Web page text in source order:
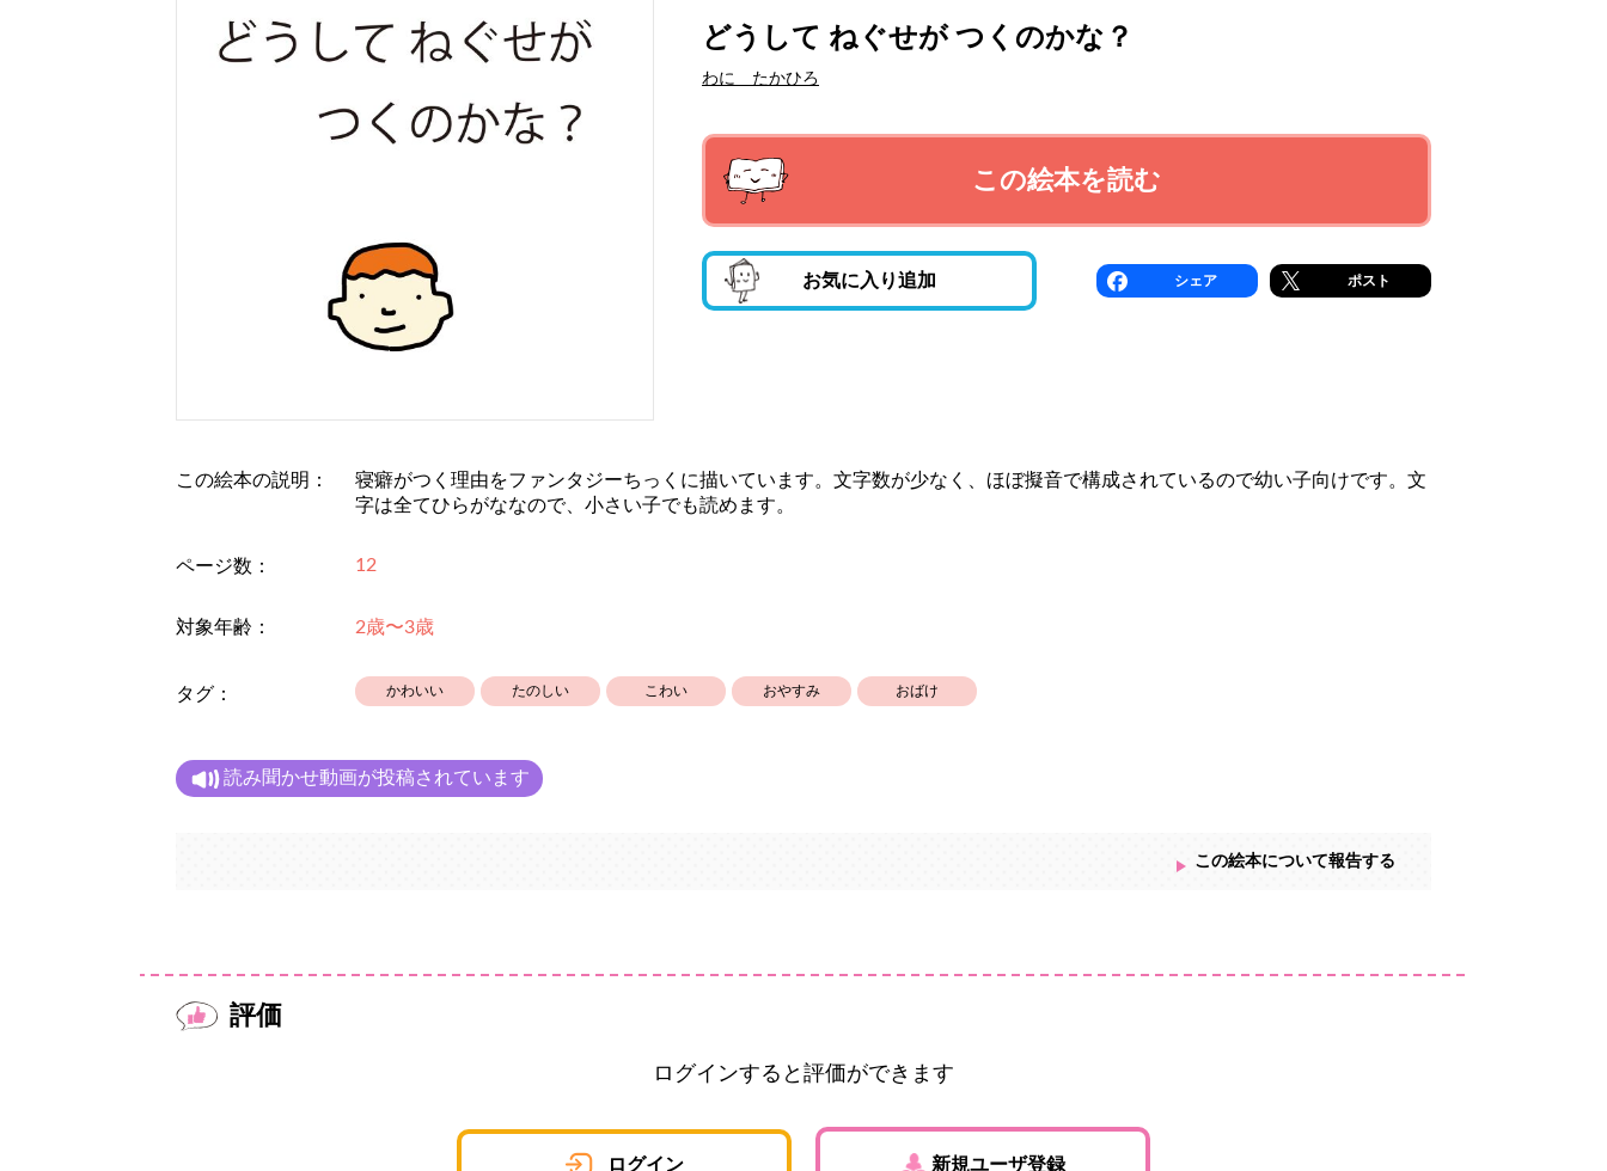
どうして ねぐせが つくのかな？
わに たかひろ
この絵本を読む
お気に入り追加 シェア ポスト
この絵本の説明：
寝癖がつく理由をファンタジーちっくに描いています。文字数が少なく、ほぼ擬音で構成されているので幼い子向けです。文
字は全てひらがななので、小さい子でも読めます。
ページ数： 12
対象年齢： 2歳〜3歳
タグ： かわいい たのしい こわい おやすみ おばけ
読み聞かせ動画が投稿されています
この絵本について報告する
評価
ログインすると評価ができます
ログイン 新規ユーザ登録